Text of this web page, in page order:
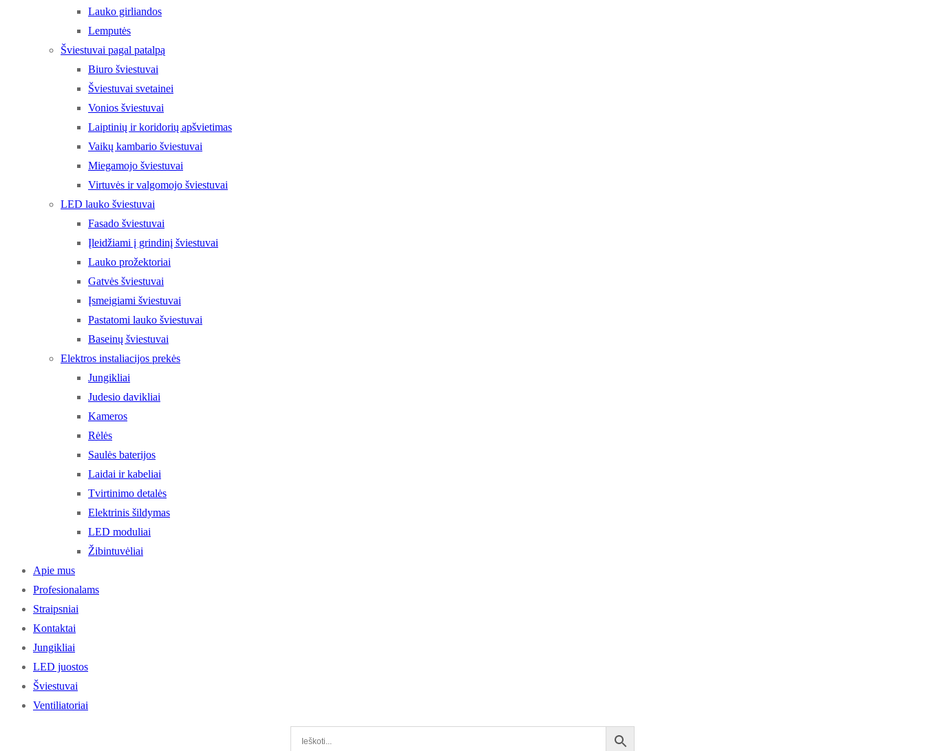
Lauko girliandos
Lemputės
Šviestuvai pagal patalpą
Biuro šviestuvai
Šviestuvai svetainei
Vonios šviestuvai
Laiptinių ir koridorių apšvietimas
Vaikų kambario šviestuvai
Miegamojo šviestuvai
Virtuvės ir valgomojo šviestuvai
LED lauko šviestuvai
Fasado šviestuvai
Įleidžiami į grindinį šviestuvai
Lauko prožektoriai
Gatvės šviestuvai
Įsmeigiami šviestuvai
Pastatomi lauko šviestuvai
Baseinų šviestuvai
Elektros instaliacijos prekės
Jungikliai
Judesio davikliai
Kameros
Rėlės
Saulės baterijos
Laidai ir kabeliai
Tvirtinimo detalės
Elektrinis šildymas
LED moduliai
Žibintuvėliai
Apie mus
Profesionalams
Straipsniai
Kontaktai
Jungikliai
LED juostos
Šviestuvai
Ventiliatoriai